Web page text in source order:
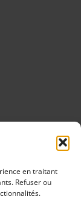
en traitant
Refuser ou